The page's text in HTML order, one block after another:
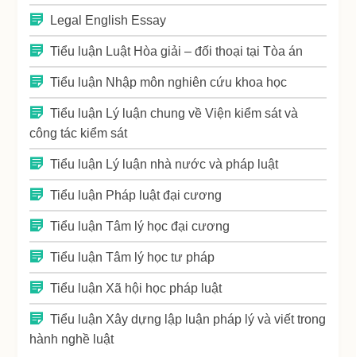
Legal English Essay
Tiểu luận Luật Hòa giải – đối thoại tại Tòa án
Tiểu luận Nhập môn nghiên cứu khoa học
Tiểu luận Lý luận chung về Viện kiểm sát và
công tác kiểm sát
Tiểu luận Lý luận nhà nước và pháp luật
Tiểu luận Pháp luật đại cương
Tiểu luận Tâm lý học đại cương
Tiểu luận Tâm lý học tư pháp
Tiểu luận Xã hội học pháp luật
Tiểu luận Xây dựng lập luận pháp lý và viết trong
hành nghề luật